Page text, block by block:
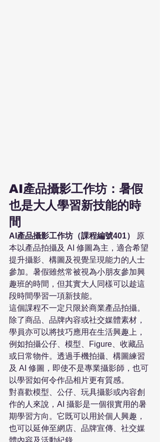
AI產品攝影工作坊：暑假
也是大人學習新技能的時
間
AI產品攝影工作坊（課程編號401）
原
本以產品拍攝及 AI 修圖為主，適合希望
提升攝影、構圖及視覺呈現能力的人士
參加。暑假雖然常被視為小朋友參加興
趣班的時間，但其實大人同樣可以趁這
段時間學習一項新技能。
這個課程不一定只限於商業產品拍攝。
除了商品、品牌內容或社交媒體素材，
學員亦可以將技巧應用在生活興趣上，
例如拍攝公仔、模型、Figure、收藏品
或日常物件。透過手機拍攝、構圖練習
及 AI 修圖，即使不是專業攝影師，也可
以學習如何令作品相片更有質感。
對喜歡模型、公仔、玩具攝影或內容創
作的人來說，AI 攝影是一個很實用的暑
期學習方向。它既可以用於個人興趣，
也可以延伸至網店、品牌宣傳、社交媒
體內容及活動紀錄。